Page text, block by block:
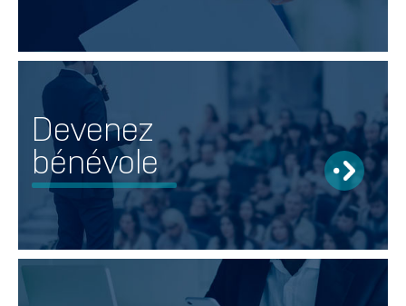
Devenez
bénévole